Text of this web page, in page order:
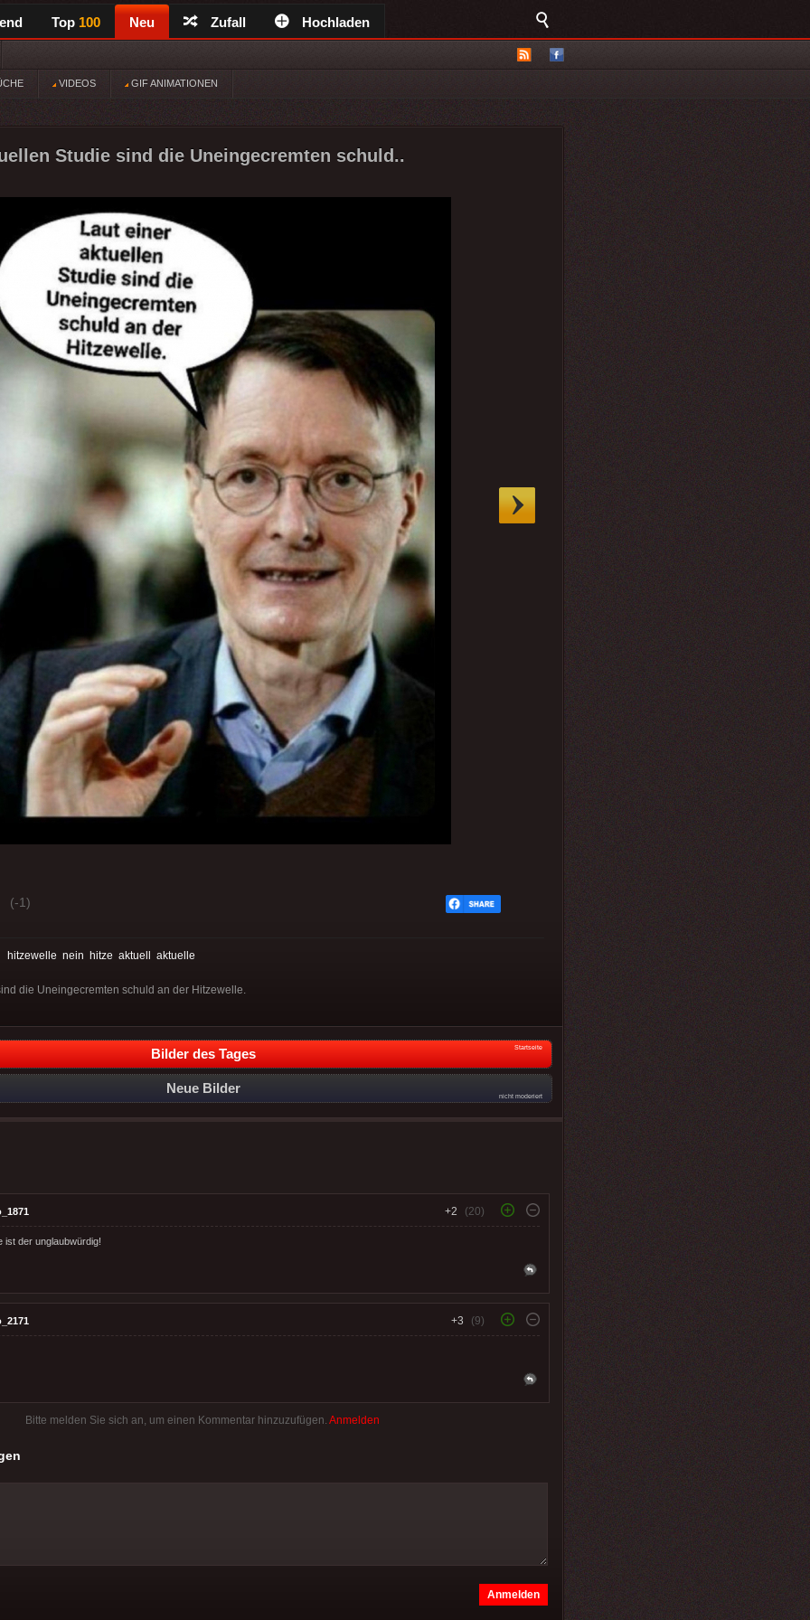
Top 100 Neu Zufall Hochladen
VIDEOS GIF ANIMATIONEN
Studie sind die Uneingecremten schuld..
(-1)
hitzewelle nein hitze aktuell aktuelle
die Uneingecremten schuld an der Hitzewelle.
Bilder des Tages Startseite
Neue Bilder
nicht moderiert
+2 (20)
ist der unglaubwürdig!
+3 (9)
Bitte melden Sie sich an, um einen Kommentar hinzuzufügen. Anmelden